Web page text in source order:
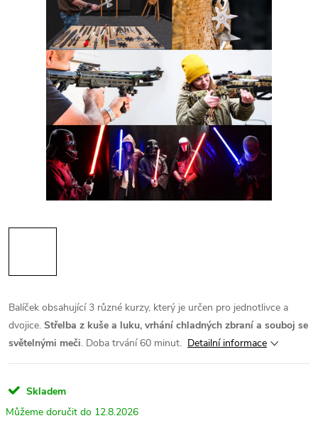
Balíček obsahující 3 různé kurzy, který je určen pro jednotlivce a
dvojice. Střelba z kuše a luku, vrhání chladných zbraní a souboj se
světelnými meči. Doba trvání 60 minut. Detailní informace
Skladem
12.8.2026